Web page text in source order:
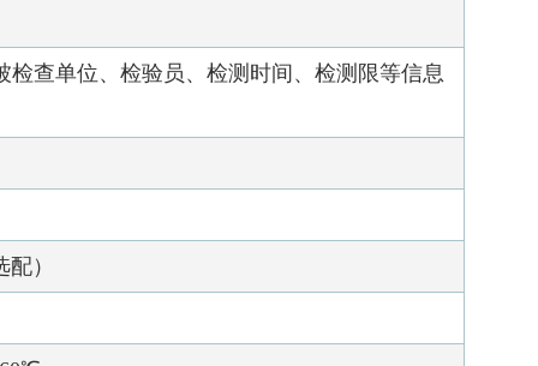
查单位、检验员、检测时间、检测限等信息
）